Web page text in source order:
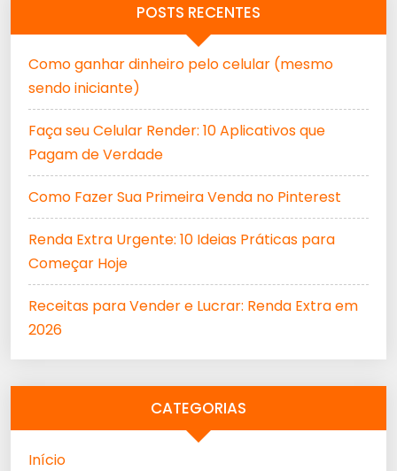
POSTS RECENTES
Como ganhar dinheiro pelo celular (mesmo
sendo iniciante)
Faça seu Celular Render: 10 Aplicativos que
Pagam de Verdade
Como Fazer Sua Primeira Venda no Pinterest
Renda Extra Urgente: 10 Ideias Práticas para
Começar Hoje
Receitas para Vender e Lucrar: Renda Extra em
2026
CATEGORIAS
Início